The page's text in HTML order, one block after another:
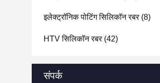
इलेक्ट्रॉनिक पोटिंग सिलिकॉन रबर(8)
HTV सिलिकॉन रबर(42)
संपर्क